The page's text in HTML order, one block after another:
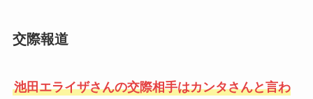
交際報道
池田エライザさんの交際相手はカンタさんと言わ